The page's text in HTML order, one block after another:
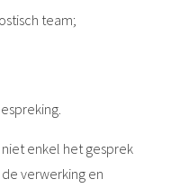
team;
enkel het gesprek
verwerking en